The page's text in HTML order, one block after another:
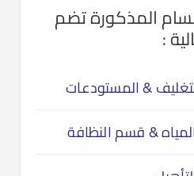
المذكورة تضم
:
& المستودعات
& قسم النظافة